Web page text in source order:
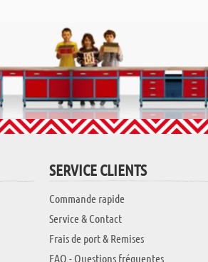
SERVICE CLIENTS
Commande rapide
Service & Contact
Frais de port & Remises
FAQ - Questions fréquentes